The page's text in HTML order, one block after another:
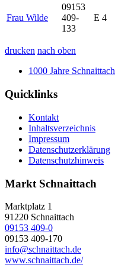
Frau Wilde
09153
409-
133
E 4
drucken nach oben
1000 Jahre Schnaittach
Quicklinks
Kontakt
Inhaltsverzeichnis
Impressum
Datenschutzerklärung
Datenschutzhinweis
Markt Schnaittach
Marktplatz 1
91220 Schnaittach
09153 409-0
09153 409-170
info@schnaittach.de
www.schnaittach.de/